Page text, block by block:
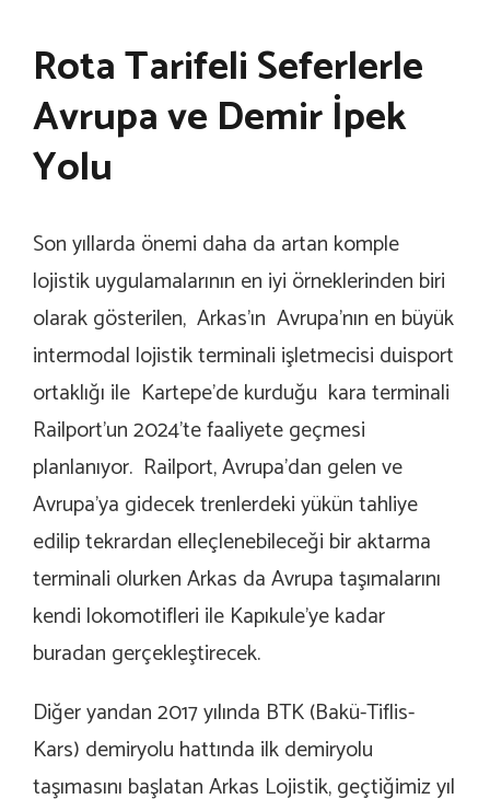
Rota Tarifeli Seferlerle
Avrupa ve Demir İpek
Yolu
Son yıllarda önemi daha da artan komple
lojistik uygulamalarının en iyi örneklerinden biri
olarak gösterilen, Arkas’ın Avrupa’nın en büyük
intermodal lojistik terminali işletmecisi duisport
ortaklığı ile Kartepe’de kurduğu kara terminali
Railport’un 2024’te faaliyete geçmesi
planlanıyor. Railport, Avrupa’dan gelen ve
Avrupa’ya gidecek trenlerdeki yükün tahliye
edilip tekrardan elleçlenebileceği bir aktarma
terminali olurken Arkas da Avrupa taşımalarını
kendi lokomotifleri ile Kapıkule’ye kadar
buradan gerçekleştirecek.
Diğer yandan 2017 yılında BTK (Bakü-Tiflis-
Kars) demiryolu hattında ilk demiryolu
taşımasını başlatan Arkas Lojistik, geçtiğimiz yıl